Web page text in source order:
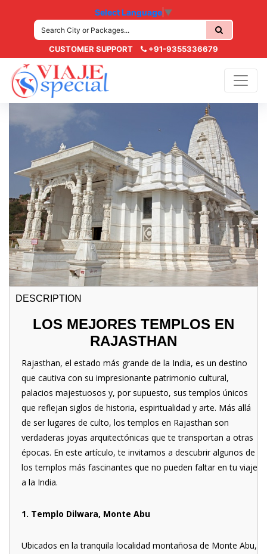
Select Language ▼
CUSTOMER SUPPORT +91-9355336679
DESCRIPTION
LOS MEJORES TEMPLOS EN
RAJASTHAN
Rajasthan, el estado más grande de la India, es un destino
que cautiva con su impresionante patrimonio cultural,
palacios majestuosos y, por supuesto, sus templos únicos
que reflejan siglos de historia, espiritualidad y arte. Más allá
de ser lugares de culto, los templos en Rajasthan son
verdaderas joyas arquitectónicas que te transportan a otras
épocas. En este artículo, te invitamos a descubrir algunos de
los templos más fascinantes que no pueden faltar en tu viaje
a la India.
1. Templo Dilwara, Monte Abu
Ubicados en la tranquila localidad montañosa de Monte Abu,